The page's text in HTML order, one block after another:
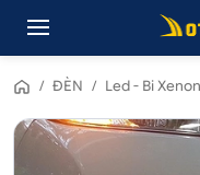
/ ĐÈN / Led - Bi Xenon